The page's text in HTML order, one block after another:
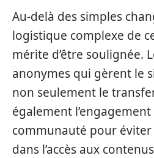
Au-delà des simples
logistique complexe de
mérite d’être soulignée.
anonymes qui gèrent le
non seulement le
également
communauté pour
dans l’accès aux